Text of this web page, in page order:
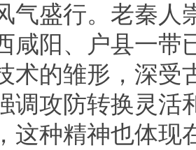
气盛行。老秦人
咸阳、户县一带
术的雏形，深受
调攻防转换灵活
这种精神也体现